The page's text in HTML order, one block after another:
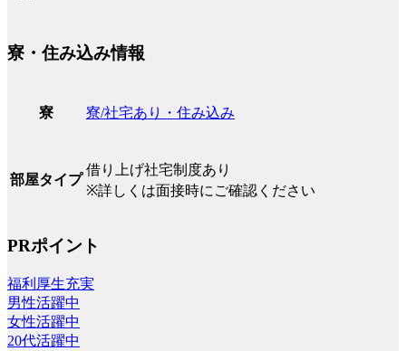
寮・住み込み情報
寮 寮/社宅あり・住み込み
部屋タイプ
借り上げ社宅制度あり
※詳しくは面接時にご確認ください
PRポイント
福利厚生充実
男性活躍中
女性活躍中
20代活躍中